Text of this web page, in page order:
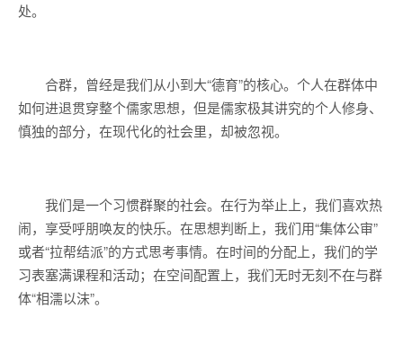
处。
合群，曾经是我们从小到大“德育”的核心。个人在群体中
如何进退贯穿整个儒家思想，但是儒家极其讲究的个人修身、
慎独的部分，在现代化的社会里，却被忽视。
我们是一个习惯群聚的社会。在行为举止上，我们喜欢热
闹，享受呼朋唤友的快乐。在思想判断上，我们用“集体公审”
或者“拉帮结派”的方式思考事情。在时间的分配上，我们的学
习表塞满课程和活动；在空间配置上，我们无时无刻不在与群
体“相濡以沫”。